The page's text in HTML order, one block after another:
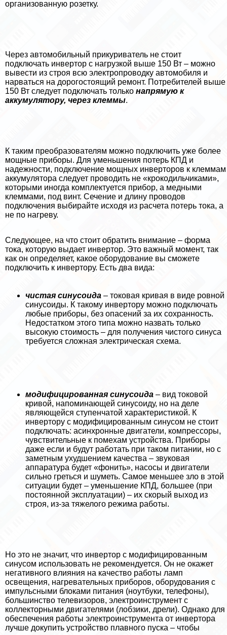
организованную розетку.
Через автомобильный прикуриватель не стоит
подключать инвертор с нагрузкой выше 150 Вт – можно
вывести из строя всю электропроводку автомобиля и
нарваться на дорогостоящий ремонт. Потребителей выше
150 Вт следует подключать только напрямую к
аккумулятору, через клеммы.
К таким преобразователям можно подключить уже более
мощные приборы. Для уменьшения потерь КПД и
надежности, подключение мощных инверторов к клеммам
аккумулятора следует проводить не «крокодильчиками»,
которыми иногда комплектуется прибор, а медными
клеммами, под винт. Сечение и длину проводов
подключения выбирайте исходя из расчета потерь тока, а
не по нагреву.
Следующее, на что стоит обратить внимание – форма
тока, которую выдает инвертор. Это важный момент, так
как он определяет, какое оборудование вы сможете
подключить к инвертору. Есть два вида:
чистая син усоида – токовая кривая в виде ровной
синусоиды. К такому инвертору можно подключать
любые приборы, без опасений за их сохранность.
Недостатком этого типа можно назвать только
высокую стоимость – для получения чистого синуса
требуется сложная электрическая схема.
модифицированная синусоида – вид токовой
кривой, напоминающей синусоиду, но на деле
являющейся ступенчатой хаpaктеристикой. К
инвертору с модифицированным синусом не стоит
подключать: асинхронные двигатели, компрессоры,
чувствительные к помехам устройства. Приборы
даже если и будут работать при таком питании, но с
заметным ухудшением качества – звуковая
аппаратура будет «фонить», насосы и двигатели
сильно греться и шуметь. Самое меньшее зло в этой
ситуации будет – уменьшение КПД, большее (при
постоянной эксплуатации) – их скорый выход из
строя, из-за тяжелого режима работы.
Но это не значит, что инвертор с модифицированным
синусом использовать не рекомендуется. Он не окажет
негативного влияния на качество работы ламп
освещения, нагревательных приборов, оборудования с
импульсными блоками питания (ноутбуки, телефоны),
большинство телевизоров, электроинструмент с
коллекторными двигателями (лобзики, дрели). Однако для
обеспечения работы электроинструмента от инвертора
лучше докупить устройство плавного пуска – чтобы